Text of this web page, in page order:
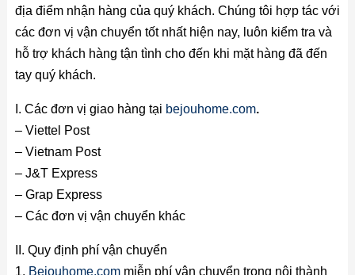
địa điểm nhận hàng của quý khách. Chúng tôi hợp tác với
các đơn vị vận chuyển tốt nhất hiện nay, luôn kiểm tra và
hỗ trợ khách hàng tận tình cho đến khi mặt hàng đã đến
tay quý khách.
I. Các đơn vị giao hàng tại bejouhome.com.
– Viettel Post
– Vietnam Post
– J&T Express
– Grap Express
– Các đơn vị vận chuyển khác
II. Quy định phí vận chuyển
1. Bejouhome.commiễn phí vận chuyển trong nội thành